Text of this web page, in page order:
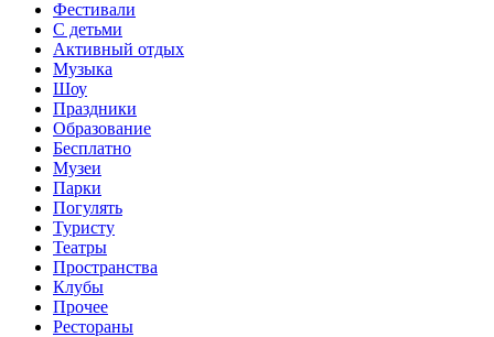
Фестивали
С детьми
Активный отдых
Музыка
Шоу
Праздники
Образование
Бесплатно
Музеи
Парки
Погулять
Туристу
Театры
Пространства
Клубы
Прочее
Рестораны